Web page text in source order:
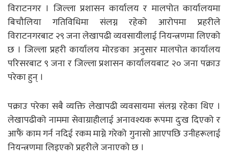
विराटनगर । जिल्ला प्रशासन कार्यालय र मालपोत कार्यालयमा
बिचौलिया गतिविधिमा संलग्न रहेको आरोपमा प्रहरीले
विराटनगरबाट २९ जना लेखापढी व्यवसायीलाई नियन्त्रणमा लिएको
छ । जिल्ला प्रहरी कार्यालय मोरङका अनुसार मालपोत कार्यालय
परिसरबाट ९ जना र जिल्ला प्रशासन कार्यालयबाट २० जना पक्राउ
परेका हुन् ।
पक्राउ परेका सबै व्यक्ति लेखापढी व्यवसायमा संलग्न रहेका थिए ।
लेखापढीको नाममा सेवाग्राहीलाई अनावश्यक रूपमा दुःख दिएको र
आफैं काम गर्न नदिई रकम माग्ने गरेको गुनासो आएपछि उनीहरूलाई
नियन्त्रणमा लिइएको प्रहरीले जनाएको छ ।